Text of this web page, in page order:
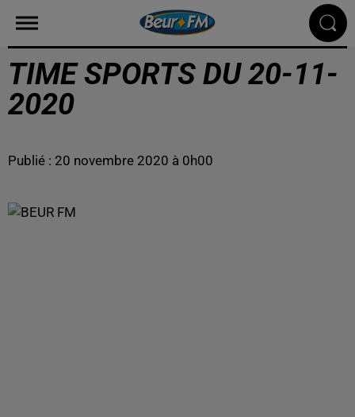
TIME SPORTS DU 20-11-
2020
Publié : 20 novembre 2020 à 0h00